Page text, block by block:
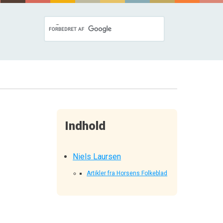
Indhold
Niels Laursen
Artikler fra Horsens Folkeblad